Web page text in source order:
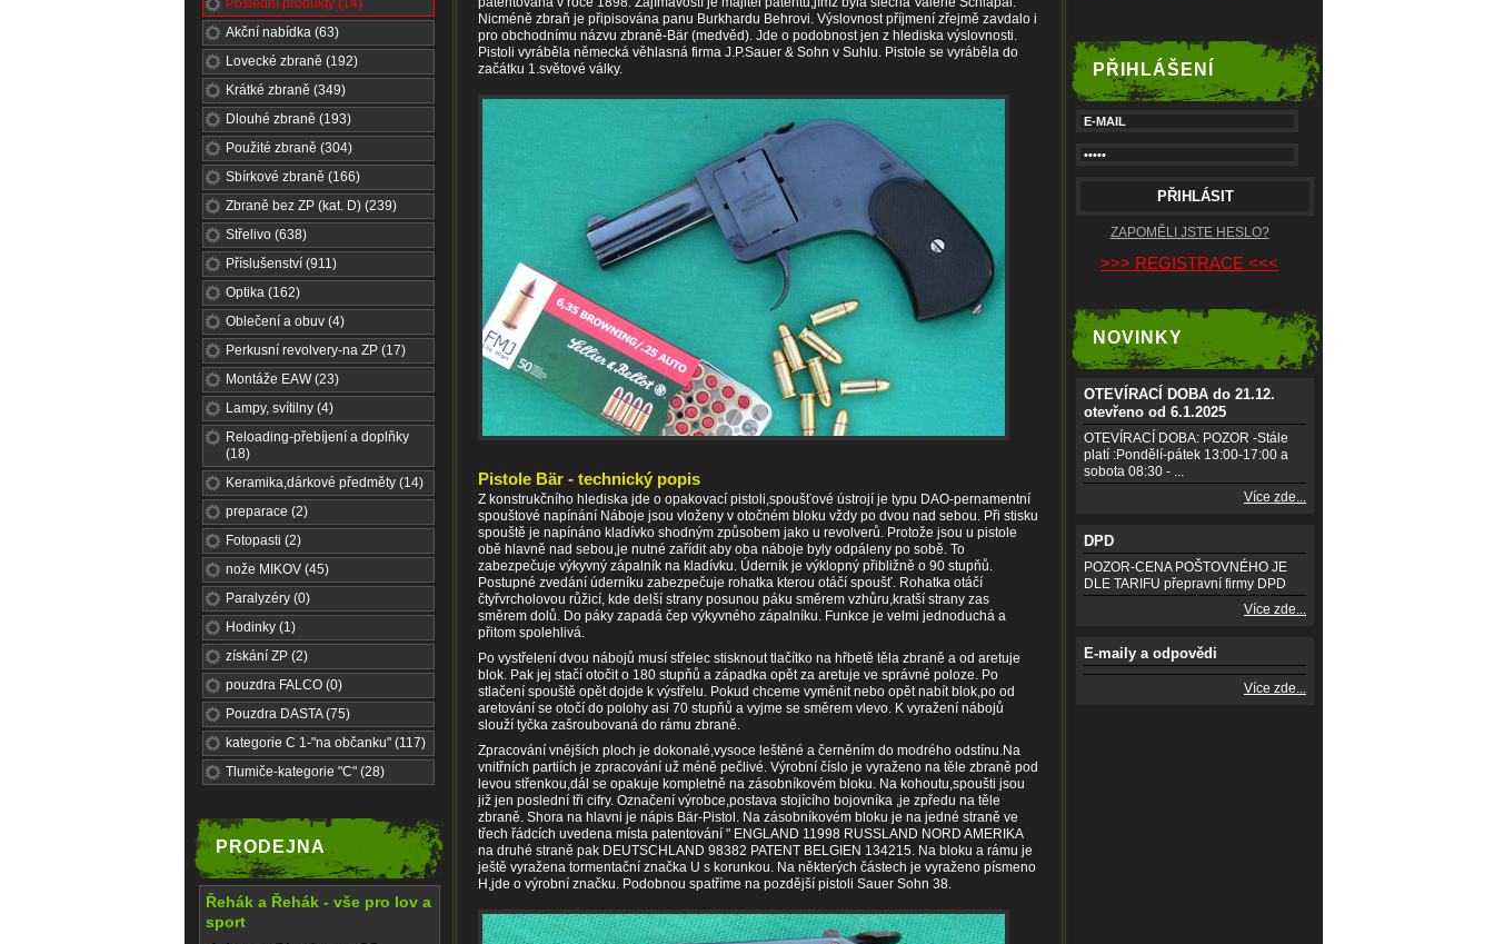
Poslední produkty (14)
Akční nabídka (63)
Lovecké zbraně (192)
Krátké zbraně (349)
Dlouhé zbraně (193)
Použité zbraně (304)
Sbírkové zbraně (166)
Zbraně bez ZP (kat. D) (239)
Střelivo (638)
Příslušenství (911)
Optika (162)
Oblečení a obuv (4)
Perkusní revolvery-na ZP (17)
Montáže EAW (23)
Lampy, svítilny (4)
Reloading-přebíjení a doplňky
(18)
Keramika,dárkové předměty (14)
preparace (2)
Fotopasti (2)
nože MIKOV (45)
Paralyzéry (0)
Hodinky (1)
získání ZP (2)
pouzdra FALCO (0)
Pouzdra DASTA (75)
kategorie C 1-"na občanku" (117)
Tlumiče-kategorie "C" (28)
PRODEJNA
Řehák a Řehák - vše pro lov a
sport
Nicméně zbraň je připisována panu Burkhardu Behrovi. Výslovnost příjmení zřejmě zavdalo i
pro obchodnímu názvu zbraně-Bär (medvěd). Jde o podobnost jen z hlediska výslovnosti.
Pistoli vyráběla německá věhlasná firma J.P.Sauer & Sohn v Suhlu. Pistole se vyráběla do
začátku 1.světové války.
Pistole Bär - technický popis
Z konstrukčního hlediska jde o opakovací pistoli,spoušťové ústrojí je typu DAO-pernamentní
spouštové napínání Náboje jsou vloženy v otočném bloku vždy po dvou nad sebou. Při stisku
spouště je napínáno kladívko shodným způsobem jako u revolverů. Protože jsou u pistole
obě hlavně nad sebou,je nutné zařídit aby oba náboje byly odpáleny po sobě. To
zabezpečuje výkyvný zápalník na kladívku. Úderník je výklopný přibližně o 90 stupňů.
Postupné zvedání úderníku zabezpečuje rohatka kterou otáčí spoušť. Rohatka otáčí
čtyřvrcholovou růžicí, kde delší strany posunou páku směrem vzhůru,kratší strany zas
směrem dolů. Do páky zapadá čep výkyvného zápalníku. Funkce je velmi jednoduchá a
přitom spolehlivá.
Po vystřelení dvou nábojů musí střelec stisknout tlačítko na hřbetě těla zbraně a od aretuje
blok. Pak jej stačí otočit o 180 stupňů a západka opět za aretuje ve správné poloze. Po
stlačení spouště opět dojde k výstřelu. Pokud chceme vyměnit nebo opět nabít blok,po od
aretování se otočí do polohy asi 70 stupňů a vyjme se směrem vlevo. K vyražení nábojů
slouží tyčka zašroubovaná do rámu zbraně.
Zpracování vnějších ploch je dokonalé,vysoce leštěné a černěním do modrého odstínu.Na
vnitřních partiích je zpracování už méně pečlivé. Výrobní číslo je vyraženo na těle zbraně pod
levou střenkou,dál se opakuje kompletně na zásobníkovém bloku. Na kohoutu,spoušti jsou
již jen poslední tři cifry. Označení výrobce,postava stojícího bojovníka ,je zpředu na těle
zbraně. Shora na hlavni je nápis Bär-Pistol. Na zásobníkovém bloku je na jedné straně ve
třech řádcích uvedena místa patentování " ENGLAND 11998 RUSSLAND NORD AMERIKA
na druhé straně pak DEUTSCHLAND 98382 PATENT BELGIEN 134215. Na bloku a rámu je
ještě vyražena tormentační značka U s korunkou. Na některých částech je vyraženo písmeno
H,jde o výrobní značku. Podobnou spatříme na pozdější pistoli Sauer Sohn 38.
PŘIHLÁŠENÍ
ZAPOMĚLI JSTE HESLO?
>>> REGISTRACE <<<
NOVINKY
OTEVÍRACÍ DOBA do 21.12.
otevřeno od 6.1.2025
OTEVÍRACÍ DOBA: POZOR -Stále
platí :Pondělí-pátek 13:00-17:00 a
sobota 08:30 - ...
Více zde...
DPD
POZOR-CENA POŠTOVNÉHO JE
DLE TARIFU přepravní firmy DPD
Více zde...
E-maily a odpovědi
Více zde...